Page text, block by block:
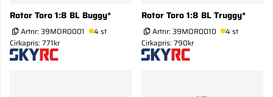
Rotor Toro 1:8 BL Buggy*
Artnr: 39MOR0001
4 st
Cirkapris: 771kr
Rotor Toro 1:8 BL Truggy*
Artnr: 39MOR0010
4 st
Cirkapris: 790kr